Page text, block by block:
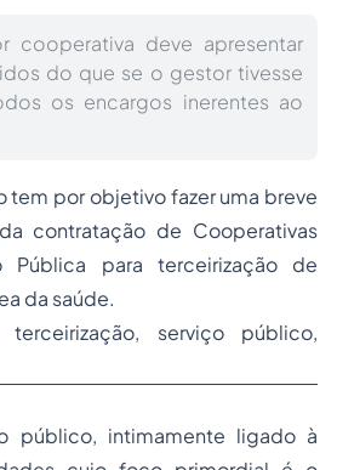
cooperativa deve apresentar
do que se o gestor tivesse
os encargos inerentes ao
tem por objetivo fazer uma breve
contratação de Cooperativas
Pública para terceirizaçãode
da saúde.
terceirização, serviço público,
público, intimamente ligado à